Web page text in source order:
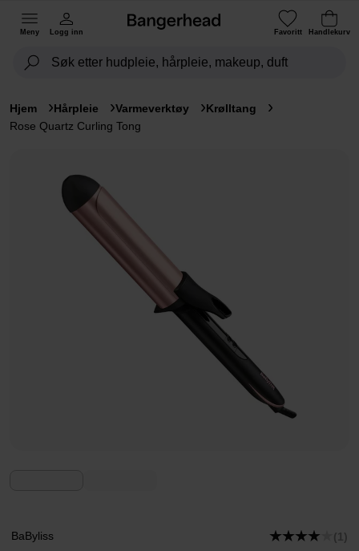
Meny Logg inn Favoritt Handlekurv
Hjem Hårpleie Varmeverktøy
Krølltang
Rose Quartz Curling Tong
BaByliss (1)